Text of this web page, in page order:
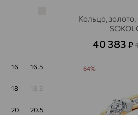
16 16.5
18 18.3
20 20.5
Кольцо,
40 383 ₽
64%